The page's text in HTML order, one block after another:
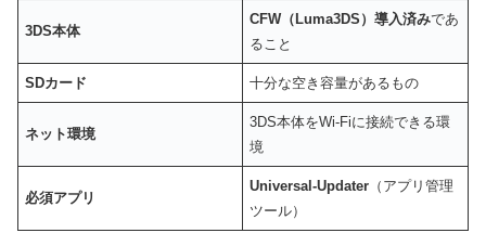
3DS本体
CFW（Luma3DS）導入済みであ
ること
SDカード 十分な空き容量があるもの
ネット環境
3DS本体をWi-Fiに接続できる環
境
必須アプリ
Universal-Updater （アプリ管理
ツール）